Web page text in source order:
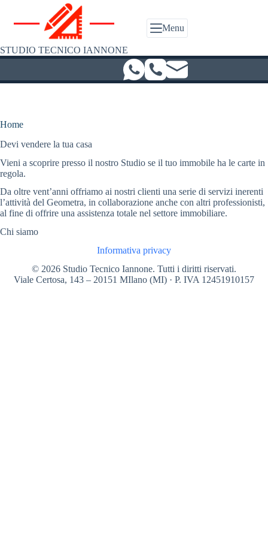
contenuto
STUDIO TECNICO IANNONE
Menu
Home
Devi vendere la tua casa
Vieni a scoprire presso il nostro Studio se il tuo immobile ha le carte in
regola.
Da oltre vent’anni offriamo ai nostri clienti una serie di servizi inerenti
l’attività del Geometra, in collaborazione anche con altri professionisti,
al fine di offrire una assistenza totale nel settore immobiliare.
Chi siamo
Informativa privacy
© 2026 Studio Tecnico Iannone. Tutti i diritti riservati.
Viale Certosa, 143 – 20151 MIlano (MI) · P. IVA 12451910157